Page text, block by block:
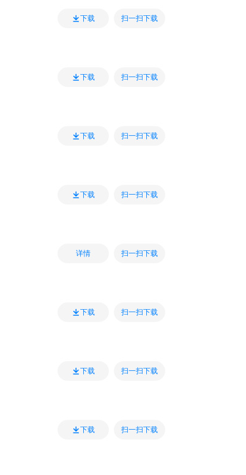
下载 扫一扫下载
下载 扫一扫下载
下载 扫一扫下载
下载 扫一扫下载
详情 扫一扫下载
下载 扫一扫下载
下载 扫一扫下载
下载 扫一扫下载